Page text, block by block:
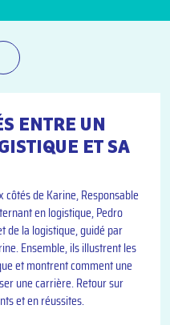
ENTRE UN
ET SA
côtés de Karine,Responsable
en logistique, Pedro
de la logistique, guidé par
Ensemble, ils illustrent les
et montrent comment une
une carrière. Retour sur
et en réussites.